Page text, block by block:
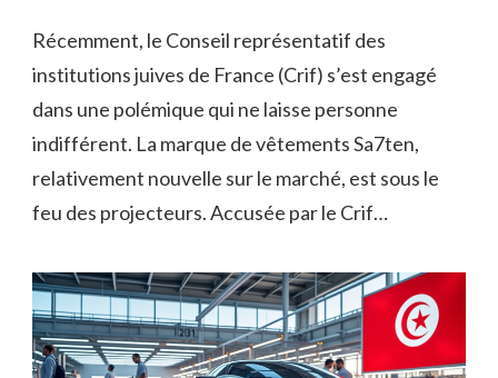
Récemment, le Conseil représentatif des
institutions juives de France (Crif) s’est engagé
dans une polémique qui ne laisse personne
indifférent. La marque de vêtements Sa7ten,
relativement nouvelle sur le marché, est sous le
feu des projecteurs. Accusée par le Crif…